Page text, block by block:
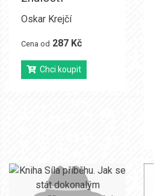
Oskar Krejčí
Cena od 287 Kč
Chci koupit